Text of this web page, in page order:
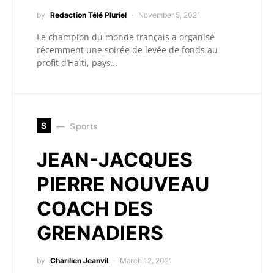
by Redaction Télé Pluriel November 5, 2021
Le champion du monde français a organisé
récemment une soirée de levée de fonds au
profit d’Haïti, pays…
S Sports
JEAN-JACQUES
PIERRE NOUVEAU
COACH DES
GRENADIERS
by Charilien Jeanvil March 12, 2021